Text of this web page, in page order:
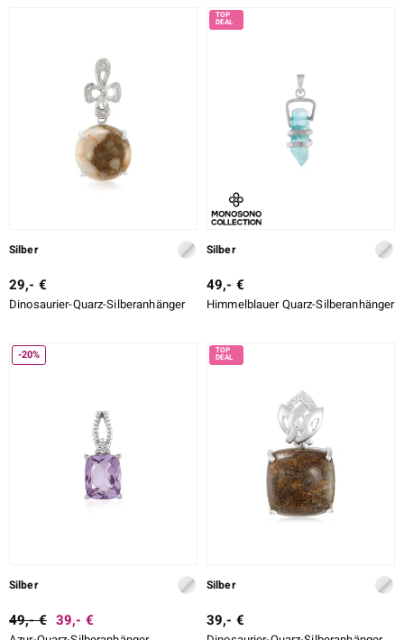
Silber
29,- €
Dinosaurier-Quarz-Silberanhänger
Silber
49,- €
Himmelblauer Quarz-Silberanhänger
-20%
Silber
49,- € 39,- €
Silber
39,- €